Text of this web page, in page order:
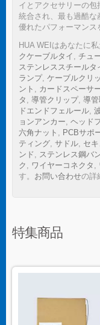
イとアクセサリーの
統合され、最も過酷な
優れたパフォーマンス
HUA WEIはあなたに
クケーブルタイ , チュ
ステンレススチールタ
ランプ, ケーブルクリ
ント , カードスペーサ
タ , 導管クリップ, 導
ドエンドフェルール,
ョンアンカー, ヘッド
六角ナット , PCBサポ
ティング, サドル, セ
ンド , ステンレス鋼バ
ク , ワイヤーコネクタ ,
す。 お問い合わせの詳
特集商品